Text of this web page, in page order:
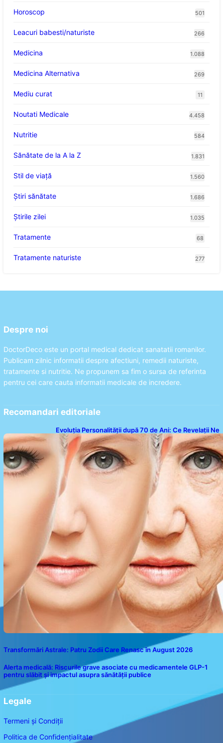
Horoscop 501
Leacuri babesti/naturiste 266
Medicina 1.088
Medicina Alternativa 269
Mediu curat 11
Noutati Medicale 4.458
Nutritie 584
Sănătate de la A la Z 1.831
Stil de viaţă 1.560
Ştiri sănătate 1.686
Știrile zilei 1.035
Tratamente 68
Tratamente naturiste 277
Despre noi
DoctorDeco este un portal medical dedicat sanatatii romanilor.
Publicam zilnic informatii despre afectiuni, remedii naturiste,
tratamente si nutritie. Ne propunem sa fim o sursa de referinta
pentru cei care cauta informatii medicale de incredere.
Recomandari editoriale
Evoluția Personalității după 70 de Ani: Ce Revelații Ne
Oferă Studiile Psihologice
Transformări Astrale: Patru Zodii Care Renasc în August 2026
Alerta medicală: Riscurile grave asociate cu medicamentele GLP-1
pentru slăbit și impactul asupra sănătății publice
Legale
Termeni și Condiții
Politica de Confidențialitate